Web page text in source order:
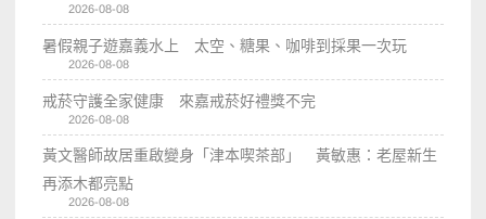
2026-08-08
暑假親子遊嘉義水上 太空、糖果、咖啡到採果一次玩
2026-08-08
戒菸守護全家健康 來嘉戒菸好禮獎不完
2026-08-08
黃文醫師故居重啟變身「津本喫茶部」 黃敏惠：老屋新生
再添木都亮點
2026-08-08